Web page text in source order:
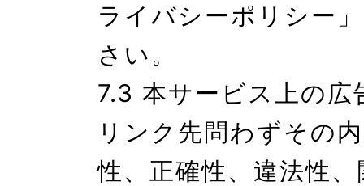
ライバシーポリシー
さい。
7.3 本サービス上の広
リンク先問わずその
性、正確性、違法性